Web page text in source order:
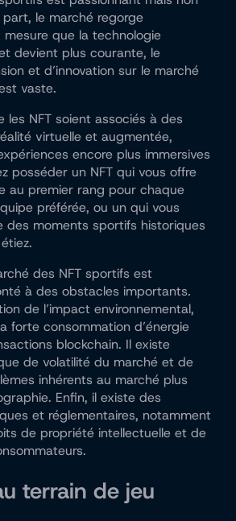
part, le marché regorge
mesure que la technologie
devient plus courante, le
et d’innovation sur le marché
vaste.
les NFT soient associés à des
virtuelle et augmentée,
encore plus immersives
posséder un NFT qui vous offre
au premier rang pour chaque
préférée, ou un qui vous
des moments sportifs historiques
des NFT sportifs est
à des obstacles importants.
de l’impact environnemental,
forte consommation d’énergie
blockchain. Il existe
de volatilité du marché et de
inhérents au marché plus
Enfin, il existe des
et réglementaires, notamment
de propriété intellectuelle et de
terrain de jeu